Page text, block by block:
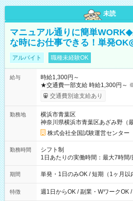
未読
マニュアル通りに簡単
な時にお仕事できる！単発
アルバイト 職種未経験OK
給与
時給1,300円～
★交通費一部支給 時給1,300円～ ※試験・役割により手当あり
※勤務回数により昇給あり 【即給
り！】 希望される場合、勤務から
例】 ・河合塾模擬試験 8:30～
×8時間＝日収10,400円＋交通費 ※
円の場合あり ・国家試験 7:00～
円（役割手当＋100円）×6時間＝日収
間】試用期間なし
交通費別途支給あり
勤務地
横浜市青葉区
神奈川県横浜市青葉区あざみ野（
株式会社全国試験運営センター
勤務時間
シフト制
1日あたりの実働時間：最大7時
間は 試験により異なります。
期間 単発・1日のみOK / 短期（1ヶ月以
特徴 週1日からOK / 副業・WワークOK